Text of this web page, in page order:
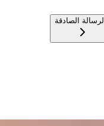
الرسالة الصادقة